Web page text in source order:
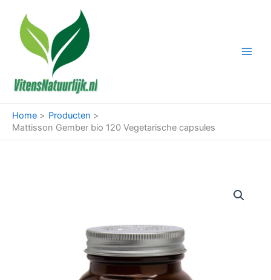
inhoud
Home
Producten
Mattisson Gember bio 120 Vegetarische capsules